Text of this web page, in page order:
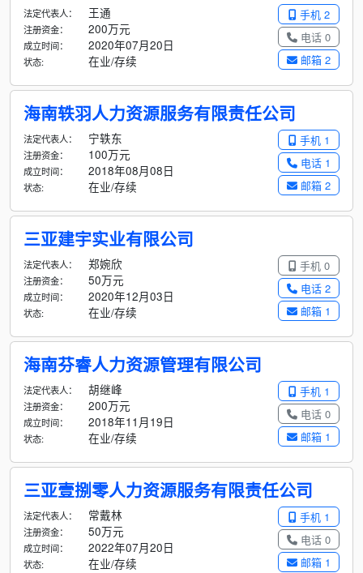
手机 2
电话 0
邮箱 2
法定代表人： 王通
注册资金： 200万元
成立时间： 2020年07月20日
状态: 在业/存续
海南轶羽人力资源服务有限责任公司
手机 1
电话 1
邮箱 2
法定代表人： 宁轶东
注册资金： 100万元
成立时间： 2018年08月08日
状态: 在业/存续
三亚建宇实业有限公司
手机 0
电话 2
邮箱 1
法定代表人： 郑婉欣
注册资金： 50万元
成立时间： 2020年12月03日
状态: 在业/存续
海南芬睿人力资源管理有限公司
手机 1
电话 0
邮箱 1
法定代表人： 胡继峰
注册资金： 200万元
成立时间： 2018年11月19日
状态: 在业/存续
三亚壹捌零人力资源服务有限责任公司
手机 1
电话 0
邮箱 1
法定代表人： 常戴林
注册资金： 50万元
成立时间： 2022年07月20日
状态: 在业/存续